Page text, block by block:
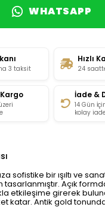
WHATSAPP
3 taksit
Hızlı
24
İade &
14 Gün
kolay
sofistike bir ışıltı ve
Açık
etkileşime girerek
katar. Antik gold